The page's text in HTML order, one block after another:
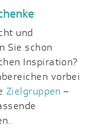
und
Sie schon
Inspiration?
vorbei
Zielgruppen –